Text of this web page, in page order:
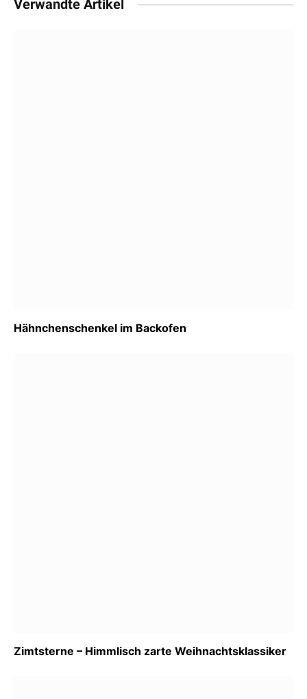
Verwandte Artikel
Hähnchenschenkel im Backofen
Zimtsterne – Himmlisch zarte Weihnachtsklassiker